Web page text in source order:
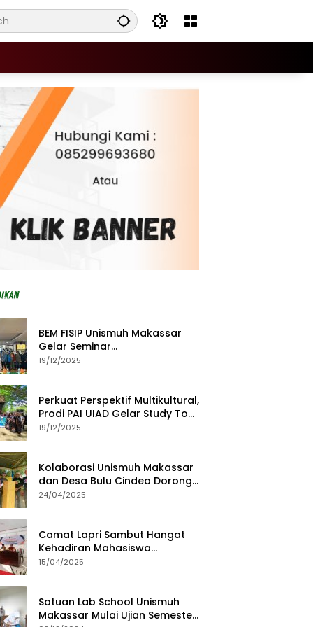
BEM FISIP Unismuh Makassar
Gelar Seminar
Keperempuanan, Bahas
19/12/2025
Perkuat Perspektif Multikultural,
Prodi PAI UIAD Gelar Study Tour
ke Kajang
19/12/2025
Kolaborasi Unismuh Makassar
dan Desa Bulu Cindea Dorong
Sentra Garam Industri
24/04/2025
Camat Lapri Sambut Hangat
Kehadiran Mahasiswa
PoltekMu
15/04/2025
Satuan Lab School Unismuh
Makassar Mulai Ujian Semester,